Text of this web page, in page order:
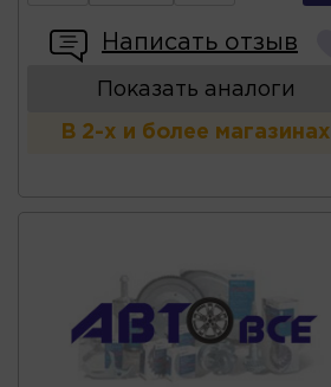
Написать отзыв
Показать аналоги
В 2-х и более магазинах